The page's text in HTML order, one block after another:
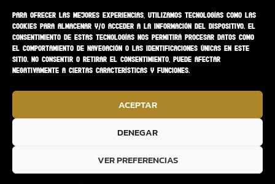
Para ofrecer las mejores experiencias, utilizamos tecnologías como las
cookies para almacenar y/o acceder a la información del dispositivo. El
consentimiento de estas tecnologías nos permitirá procesar datos como
el comportamiento de navegación o las identificaciones únicas en este
sitio. No consentir o retirar el consentimiento, puede afectar
negativamente a ciertas características y funciones.
ACEPTAR
DENEGAR
VER PREFERENCIAS
VF ENTRENADOR PERSONAL
Política de Privacidad